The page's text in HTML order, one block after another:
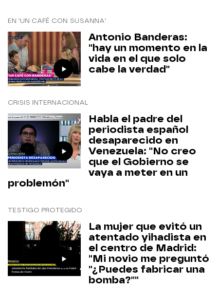
EN 'UN CAFÉ CON SUSANNA'
Antonio Banderas:
"hay un momento en la
vida en el que solo
cabe la verdad"
CRISIS INTERNACIONAL
Habla el padre del
periodista español
desaparecido en
Venezuela: "No creo
que el Gobierno se
vaya a meter en un
problemón"
TESTIGO PROTEGIDO
La mujer que evitó un
atentado yihadista en
el centro de Madrid:
"Mi novio me preguntó
"¿Puedes fabricar una
bomba?""